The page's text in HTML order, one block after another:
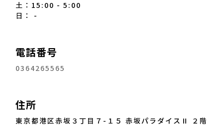
土：15:00 - 5:00
日： -
電話番号
0364265565
住所
東京都港区赤坂３丁目７-１５ 赤坂パラダイスⅡ ２階